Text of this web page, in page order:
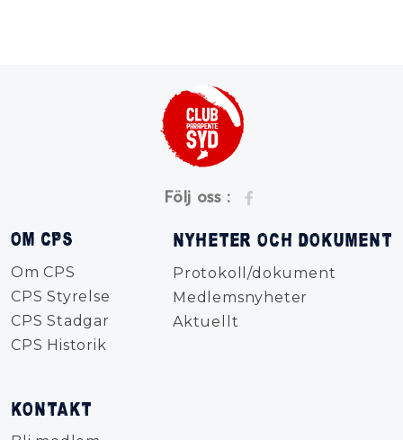
Följ oss :
OM CPS
Om CPS
CPS Styrelse
CPS Stadgar
CPS Historik
NYHETER OCH DOKUMENT
Protokoll/dokument
Medlemsnyheter
Aktuellt
KONTAKT